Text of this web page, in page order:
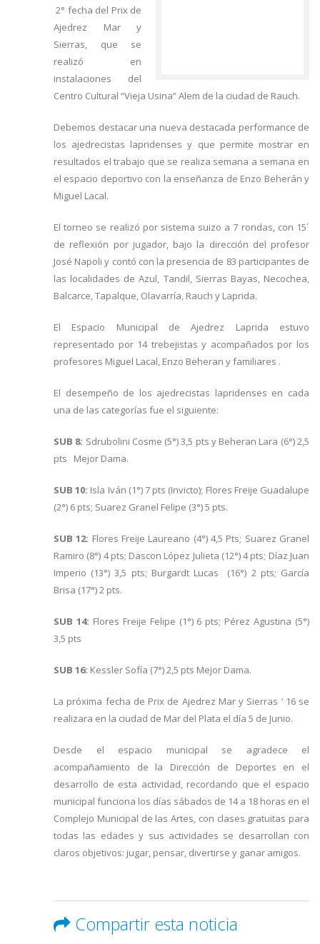
2° fecha del Prix de
Ajedrez Mar y
Sierras, que se
realizó en
instalaciones del
Centro Cultural “Vieja Usina” Alem de la ciudad de Rauch.
Debemos destacar una nueva destacada performance de
los ajedrecistas lapridenses y que permite mostrar en
resultados el trabajo que se realiza semana a semana en
el espacio deportivo con la enseñanza de Enzo Beherán y
Miguel Lacal.
El torneo se realizó por sistema suizo a 7 rondas, con 15´
de reflexión por jugador, bajo la dirección del profesor
José Napoli y contó con la presencia de 83 participantes de
las localidades de Azul, Tandil, Sierras Bayas, Necochea,
Balcarce, Tapalque, Olavarría, Rauch y Laprida.
El Espacio Municipal de Ajedrez Laprida estuvo
representado por 14 trebejistas y acompañados por los
profesores Miguel Lacal, Enzo Beheran y familiares .
El desempeño de los ajedrecistas lapridenses en cada
una de las categorías fue el siguiente:
SUB 8: Sdrubolini Cosme (5°) 3,5 pts y Beheran Lara (6°) 2,5
pts Mejor Dama.
SUB 10: Isla Iván (1°) 7 pts (Invicto); Flores Freije Guadalupe
(2°) 6 pts; Suarez Granel Felipe (3°) 5 pts.
SUB 12: Flores Freije Laureano (4°) 4,5 Pts; Suarez Granel
Ramiro (8°) 4 pts; Dascon López Julieta (12°) 4 pts; Díaz Juan
Imperio (13°) 3,5 pts; Burgardt Lucas (16°) 2 pts; García
Brisa (17°) 2 pts.
SUB 14: Flores Freije Felipe (1°) 6 pts; Pérez Agustina (5°)
3,5 pts
SUB 16: Kessler Sofía (7°) 2,5 pts Mejor Dama.
La próxima fecha de Prix de Ajedrez Mar y Sierras ‘ 16 se
realizara en la ciudad de Mar del Plata el día 5 de Junio.
Desde el espacio municipal se agradece el
acompañamiento de la Dirección de Deportes en el
desarrollo de esta actividad, recordando que el espacio
municipal funciona los días sábados de 14 a 18 horas en el
Complejo Municipal de las Artes, con clases gratuitas para
todas las edades y sus actividades se desarrollan con
claros objetivos: jugar, pensar, divertirse y ganar amigos.
Compartir esta noticia